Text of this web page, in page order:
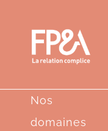
contenu
Nos
domaines